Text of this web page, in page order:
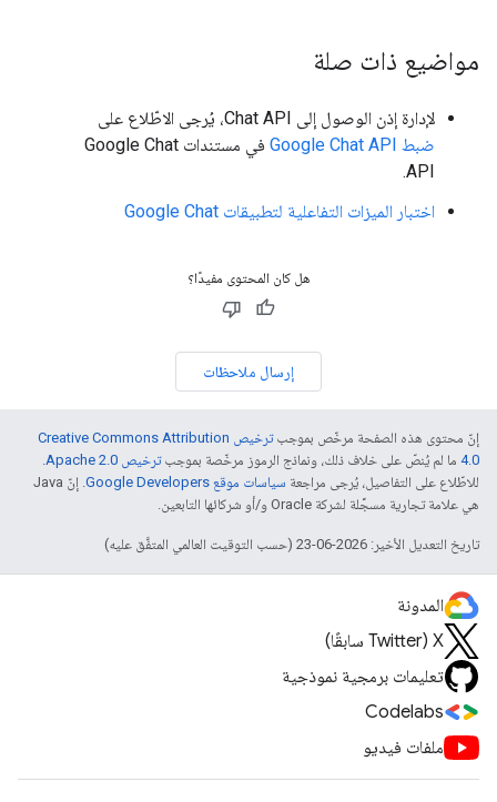
مواضيع ذات صلة
لإدارة إذن الوصول إلى Chat API، يُرجى الاطّلاع على
ضبط Google Chat API
في مستندات Google Chat
API.
اختبار الميزات التفاعلية لتطبيقات Google Chat
هل كان المحتوى مفيدًا؟
إرسال ملاحظات
إنّ محتوى هذه الصفحة مرخّص بموجب
ترخيص Creative Commons Attribution
4.0‏ ما لم يُنصّ على خلاف ذلك، ونماذج الرموز مرخّصة بموجبترخيص Apache 2.0‏
.
للاطّلاع على التفاصيل، يُرجى مراجعة سياسات موقع Google Developers‏
. إنّ Java
هي علامة تجارية مسجَّلة لشركة Oracle و/أو شركائها التابعين.
تاريخ التعديل الأخير: 2026-06-23 (حسب التوقيت العالمي المتفَّق عليه)
المدونة
‫X ‏(Twitter سابقًا)
تعليمات برمجية نموذجية
Codelabs
ملفات فيديو